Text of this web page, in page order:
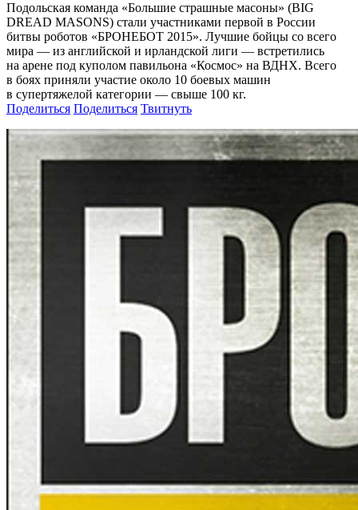
Подольская команда «Большие страшные масоны» (BIG
DREAD MASONS) стали участниками первой в России
битвы роботов «БРОНЕБОТ 2015». Лучшие бойцы со всего
мира — из английской и ирландской лиги — встретились
на арене под куполом павильона «Космос» на ВДНХ. Всего
в боях приняли участие около 10 боевых машин
в супертяжелой категории — свыше 100 кг.
Поделиться Поделиться Твитнуть